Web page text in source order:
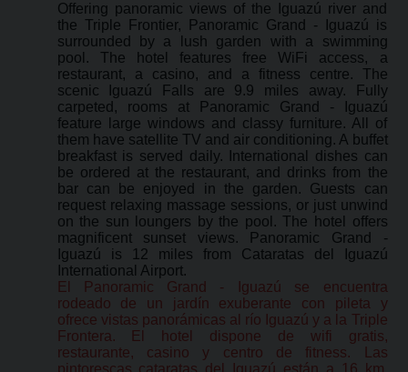
Offering panoramic views of the Iguazú river and
the Triple Frontier, Panoramic Grand - Iguazú is
surrounded by a lush garden with a swimming
pool. The hotel features free WiFi access, a
restaurant, a casino, and a fitness centre. The
scenic Iguazú Falls are 9.9 miles away. Fully
carpeted, rooms at Panoramic Grand - Iguazú
feature large windows and classy furniture. All of
them have satellite TV and air conditioning. A buffet
breakfast is served daily. International dishes can
be ordered at the restaurant, and drinks from the
bar can be enjoyed in the garden. Guests can
request relaxing massage sessions, or just unwind
on the sun loungers by the pool. The hotel offers
magnificent sunset views. Panoramic Grand -
Iguazú is 12 miles from Cataratas del Iguazú
International Airport.
El Panoramic Grand - Iguazú se encuentra
rodeado de un jardín exuberante con pileta y
ofrece vistas panorámicas al río Iguazú y a la Triple
Frontera. El hotel dispone de wifi gratis,
restaurante, casino y centro de fitness. Las
pintorescas cataratas del Iguazú están a 16 km.